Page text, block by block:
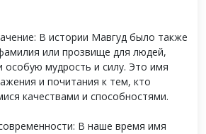
В истории Мавгуд было также
или прозвище для людей,
особую мудрость и силу. Это имя
и почитания к тем, кто
качествами и способностями.
В наше время имя